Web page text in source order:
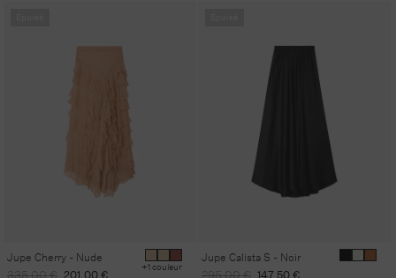
Jupe Cherry - Nude
Prix
Prix
+1 couleur
Jupe Calista S - Noir
Prix
Prix